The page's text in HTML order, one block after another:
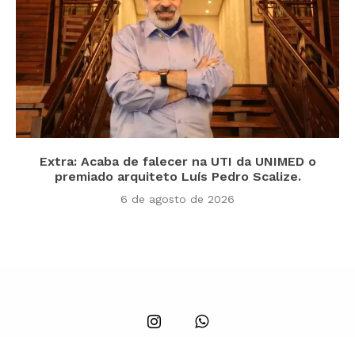
Extra: Acaba de falecer na UTI da UNIMED o
premiado arquiteto Luís Pedro Scalize.
6 de agosto de 2026